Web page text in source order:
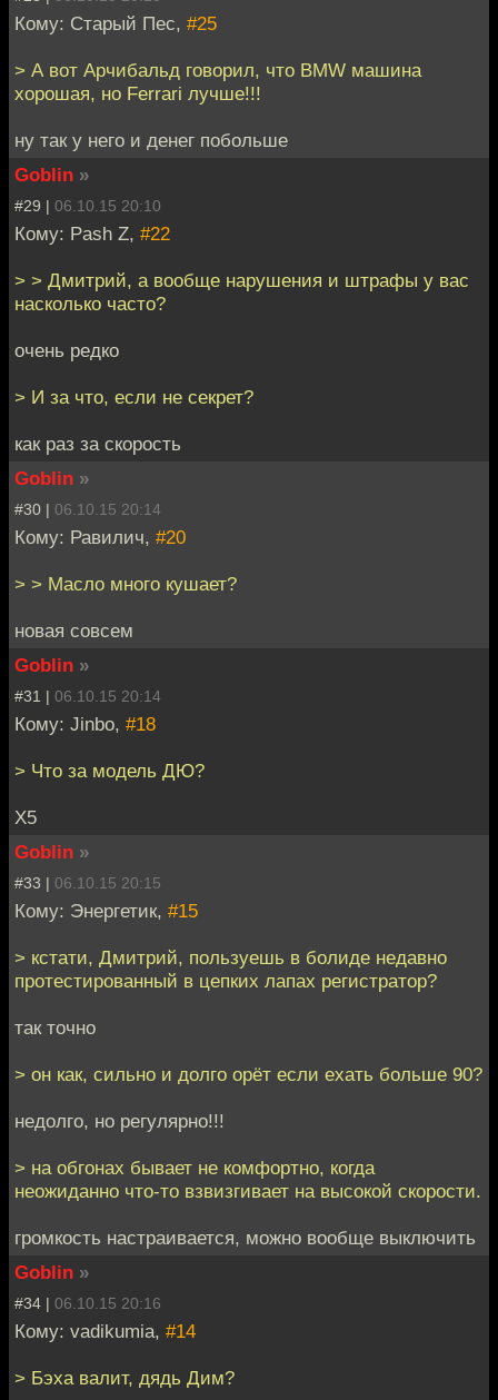
Кому: Старый Пес, #25
> А вот Арчибальд говорил, что BMW машина
хорошая, но Ferrari лучше!!!
ну так у него и денег побольше
Goblin »
#29 | 06.10.15 20:10
Кому: Pash Z, #22
> > Дмитрий, а вообще нарушения и штрафы у вас
насколько часто?
очень редко
> И за что, если не секрет?
как раз за скорость
Goblin »
#30 | 06.10.15 20:14
Кому: Равилич, #20
> > Масло много кушает?
новая совсем
Goblin »
#31 | 06.10.15 20:14
Кому: Jinbo, #18
> Что за модель ДЮ?
X5
Goblin »
#33 | 06.10.15 20:15
Кому: Энергетик, #15
> кстати, Дмитрий, пользуешь в болиде недавно
протестированный в цепких лапах регистратор?
так точно
> он как, сильно и долго орёт если ехать больше 90?
недолго, но регулярно!!!
> на обгонах бывает не комфортно, когда
неожиданно что-то взвизгивает на высокой скорости.
громкость настраивается, можно вообще выключить
Goblin »
#34 | 06.10.15 20:16
Кому: vadikumia, #14
> Бэха валит, дядь Дим?